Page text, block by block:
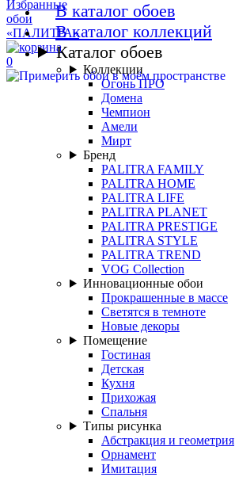
0
В каталог обоев
В каталог коллекций
Каталог обоев
Коллекции
Огонь ПРО
Домена
Чемпион
Амели
Мирт
Бренд
PALITRA FAMILY
PALITRA HOME
PALITRA LIFE
PALITRA PLANET
PALITRA PRESTIGE
PALITRA STYLE
PALITRA TREND
VOG Collection
Инновационные обои
Прокрашенные в массе
Светятся в темноте
Новые декоры
Помещение
Гостиная
Детская
Кухня
Прихожая
Спальня
Типы рисунка
Абстракция и геометрия
Орнамент
Имитация